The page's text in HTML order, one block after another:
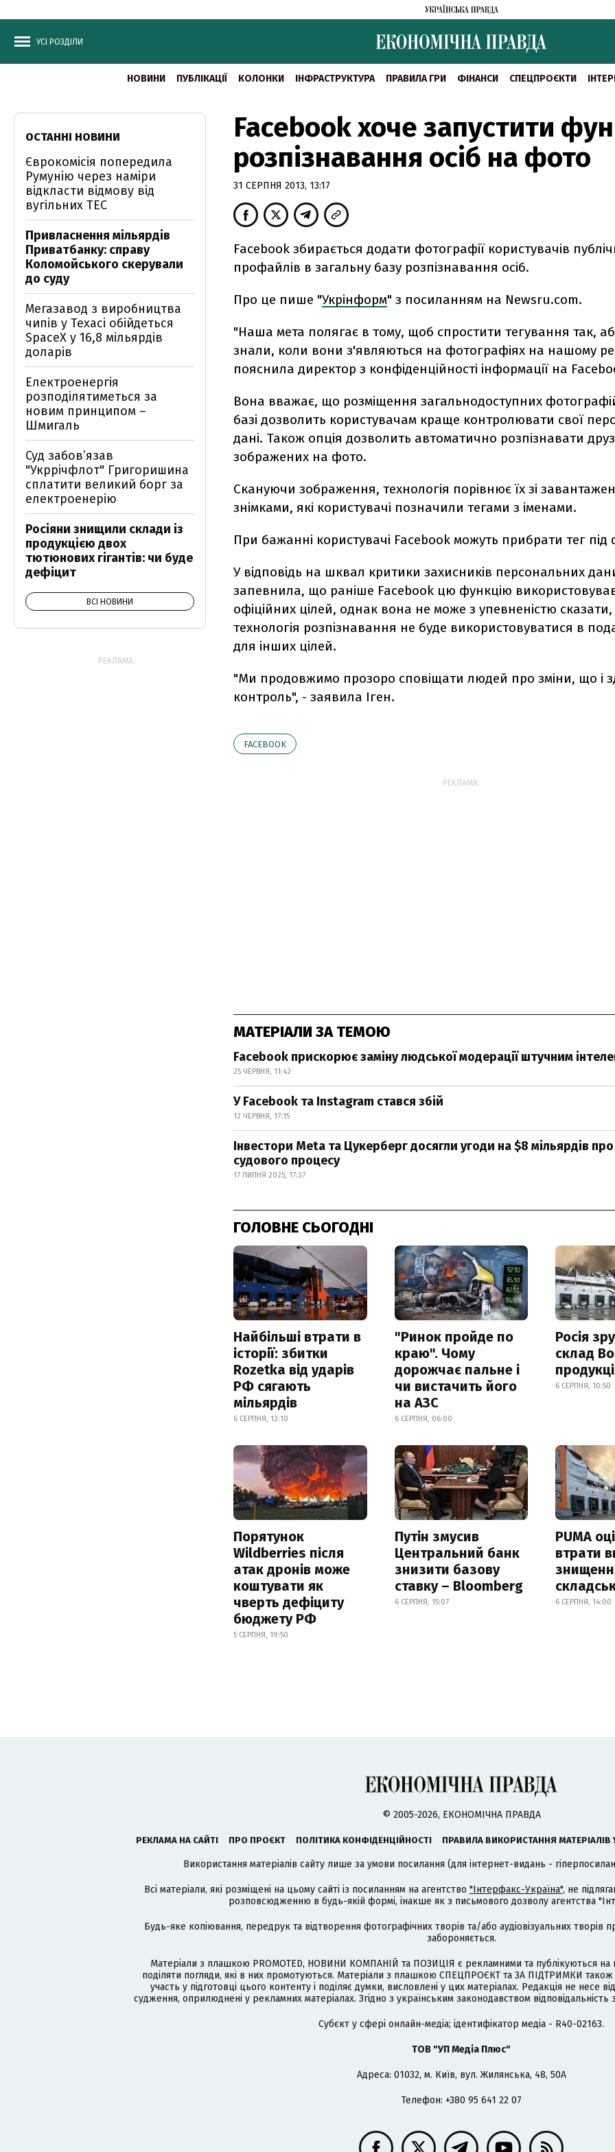
УСІ РОЗДІЛИ
НОВИНИ ПУБЛІКАЦІЇ КОЛОНКИ ІНФРАСТРУКТУРА ПРАВИЛА ГРИ ФІНАНСИ СПЕЦПРОЄКТИ
Facebook хоче запустити
розпізнавання осіб на фото
31 СЕРПНЯ 2013, 13:17
Facebook збирається додати фотографії користувачів
профайлів в загальну базу розпізнавання осіб.
Про це пише "Укрінформ" з посиланням на Newsru.сom.
"Наша мета полягає в тому, щоб спростити тегування так,
знали, коли вони з'являються на фотографіях на нашому
пояснила директор з конфіденційності інформації на
Вона вважає, що розміщення загальнодоступних
базі дозволить користувачам краще контролювати свої
дані. Також опція дозволить автоматично розпізнавати
зображених на фото.
Скануючи зображення, технологія порівнює їх зі
знімками, які користувачі позначили тегами з іменами.
При бажанні користувачі Facebook можуть прибрати тег під
У відповідь на шквал критики захисників персональних
запевнила, що раніше Facebook цю функцію
офіційних цілей, однак вона не може з упевненістю
технологія розпізнавання не буде використовуватися в
для інших цілей.
"Ми продовжимо прозоро сповіщати людей про зміни, що і
контроль", - заявила Іген.
FACEBOOK
РЕКЛАМА:
МАТЕРІАЛИ ЗА ТЕМОЮ
Facebook прискорює заміну людської модерації штучним
25 ЧЕРВНЯ, 11:42
У Facebook та Instagram стався збій
12 ЧЕРВНЯ, 17:15
Інвестори Meta та Цукерберг досягли угоди на $8 мільярдів
судового процесу
17 ЛИПНЯ 2025, 17:37
ГОЛОВНЕ СЬОГОДНІ
Найбільші втрати в
історії: збитки
Rozetka від ударів
РФ сягають
мільярдів
6 СЕРПНЯ, 12:10
"Ринок пройде по
краю". Чому
дорожчає пальне і
чи вистачить його
на АЗС
6 СЕРПНЯ, 06:00
Росія
склад
6 СЕРПНЯ, 10:50
Порятунок
Wildberries після
атак дронів може
коштувати як
чверть дефіциту
бюджету РФ
5 СЕРПНЯ, 19:50
Путін змусив
Центральний банк
знизити базову
ставку – Bloomberg
6 СЕРПНЯ, 15:07
PUMA
втрати
6 СЕРПНЯ, 14:00
ОСТАННІ НОВИНИ
Єврокомісія попередила
Румунію через наміри
відкласти відмову від
вугільних ТЕС
Привласнення мільярдів
Приватбанку: справу
Коломойського скерували
до суду
Мегазавод з виробництва
чипів у Техасі обійдеться
SpaceX у 16,8 мільярдів
доларів
Електроенергія
розподілятиметься за
новим принципом –
Шмигаль
Суд забов’язав
"Укррічфлот" Григоришина
сплатити великий борг за
електроенерію
Росіяни знищили склади із
продукцією двох
тютюнових гігантів: чи буде
дефіцит
ВСІ НОВИНИ
РЕКЛАМА:
© 2005-2026, ЕКОНОМІЧНА ПРАВДА
РЕКЛАМА НА САЙТІ ПРО ПРОЄКТ ПОЛІТИКА КОНФІДЕНЦІЙНОСТІ ПРАВИЛА ВИКОРИСТАННЯ МАТЕРІАЛІВ
Використання матеріалів сайту лише за умови посилання (для інтернет-видань -
Всі матеріали, які розміщені на цьому сайті із посиланням на агентство "Інтерфакс-Україна", не
розповсюдженню в будь-якій формі, інакше як з письмового дозволу агентства
Будь-яке копіювання, передрук та відтворення фотографічних творів та/або аудіовізуальних
забороняється.
Матеріали з плашкою PROMOTED, НОВИНИ КОМПАНІЙ та ПОЗИЦІЯ є рекламними та публікуються на
поділяти погляди, які в них промотуються. Матеріали з плашкою СПЕЦПРОЄКТ та ЗА ПІДТРИМКИ
участь у підготовці цього контенту і поділяє думки, висловлені у цих матеріалах. Редакція не несе
судження, оприлюднені у рекламних матеріалах. Згідно з українським законодавством
Cубєкт у сфері онлайн-медіа; ідентифікатор медіа - R40-02163.
ТОВ "УП Медіа Плюс"
Адреса: 01032, м. Київ, вул. Жилянська, 48, 50А
Телефон: +380 95 641 22 07